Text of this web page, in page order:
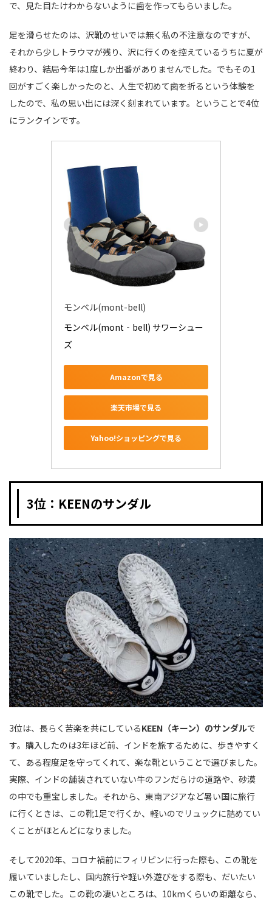
で、見た目たけわからないように歯を作ってもらいました。
足を滑らせたのは、沢靴のせいでは無く私の不注意なのですが、
それから少しトラウマが残り、沢に行くのを控えているうちに夏が
終わり、結局今年は1度しか出番がありませんでした。でもその1
回がすごく楽しかったのと、人生で初めて歯を折るという体験を
したので、私の思い出には深く刻まれています。ということで4位
にランクインです。
モンベル(mont-bell)
モンベル(mont‐bell) サワーシュー
ズ
Amazonで見る
楽天市場で見る
Yahoo!ショッピングで見る
3位：KEENのサンダル
3位は、長らく苦楽を共にしているKEEN（キーン）のサンダルで
す。購入したのは3年ほど前、インドを旅するために、歩きやすく
て、ある程度足を守ってくれて、楽な靴ということで選びました。
実際、インドの舗装されていない牛のフンだらけの道路や、砂漠
の中でも重宝しました。それから、東南アジアなど暑い国に旅行
に行くときは、この靴1足で行くか、軽いのでリュックに詰めてい
くことがほとんどになりました。
そして2020年、コロナ禍前にフィリピンに行った際も、この靴を
履いていましたし、国内旅行や軽い外遊びをする際も、だいたい
この靴でした。この靴の凄いところは、10kmくらいの距離なら、